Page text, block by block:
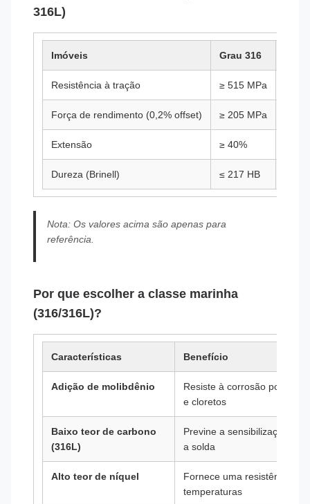
316L)
Imóveis Grau 316
Resistência à tração ≥ 515 MPa
Força de rendimento (0,2% offset) ≥ 205 MPa
Extensão ≥ 40%
Dureza (Brinell) ≤ 217 HB
Nota: Os valores acima são apenas para
referência.
Por que escolher a classe marinha
(316/316L)?
Características Benefício
Adição de molibdênio
Resiste à corrosão por
e cloretos
Baixo teor de carbono
(316L)
Previne a sensibilização e
a solda
Alto teor de níquel
Fornece uma resistência
temperaturas